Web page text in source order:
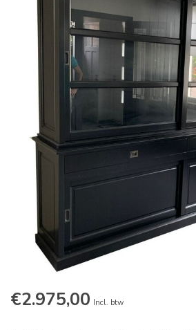
€2.975,00 Incl. btw